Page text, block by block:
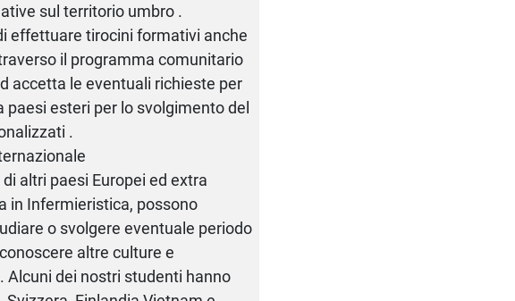
sul territorio umbro .
effettuare tirocini formativi anche
il programma comunitario
accetta le eventuali richieste per
esteri per lo svolgimento del
.
altri paesi Europei ed extra
in Infermieristica, possono
o svolgere eventuale periodo
altre culture e
dei nostri studenti hanno